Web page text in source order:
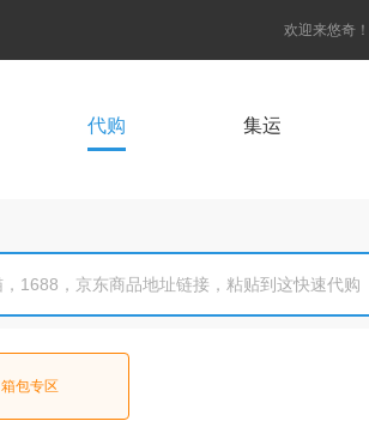
欢迎来悠奇！
代购 集运
箱包专区